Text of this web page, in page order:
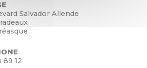
Salvador Allende
89 12